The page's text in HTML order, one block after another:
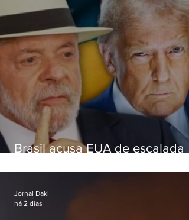
Brasil acusa EUA de escalada
embaixadora
Jornal Daki
há 2 dias